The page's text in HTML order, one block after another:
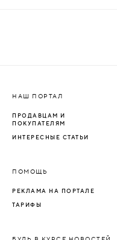
НАШ ПОРТАЛ
ПРОДАВЦАМ И
ПОКУПАТЕЛЯМ
ИНТЕРЕСНЫЕ СТАТЬИ
ПОМОЩЬ
РЕКЛАМА НА ПОРТАЛЕ
ТАРИФЫ